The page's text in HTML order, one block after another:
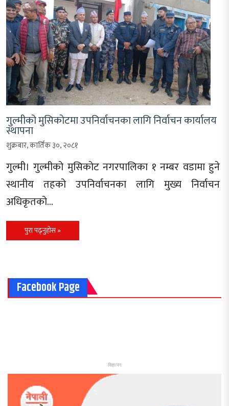
गुल्मीको मुसिकोटमा उपनिर्वाचनका लागि निर्वाचन कार्यालय
स्थापना
शुक्रबार, कार्तिक ३०, २०८१
गुल्मी। गुल्मीको मुसिकोट नगरपालिका १ नम्बर वडामा हुने
स्थानीय तहको उपनिर्वाचनका लागि मुख्य निर्वाचन
अधिकृतको…
पुरा पढ्नुहोस »
Facebook Page
विज्ञापन